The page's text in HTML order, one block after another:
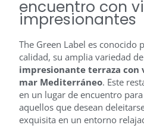
encuentro con
impresionantes
The Green Label es conocido
calidad, su amplia variedad
impresionante terraza con
mar Mediterráneo. Este
en un lugar de encuentro
aquellos que desean
exquisita en un entorno